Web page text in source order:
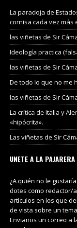
La paradoja de
cornisa cada vez más
las viñetas de Sir
Ideología practica
las viñetas de Sir
De todo lo que no me
las viñetas de Sir
La crítica de Italia y
«hipócrita».
Las viñetas de Sir
UNETE A LA PAJARERA
¿A quién no le
dotes como redactor/
artículos en los que
de vista sobre un
Envianos un correo a